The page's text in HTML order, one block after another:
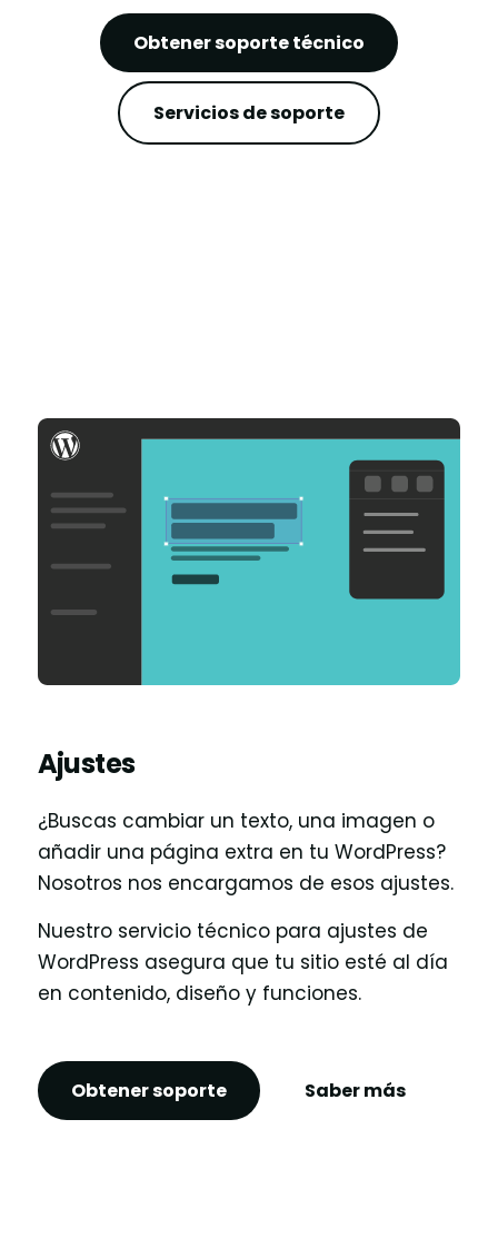
Obtener soporte técnico
Servicios de soporte
Ajustes
¿Buscas cambiar un texto, una imagen o
añadir una página extra en tu WordPress?
Nosotros nos encargamos de esos ajustes.
Nuestro servicio técnico para ajustes de
WordPress asegura que tu sitio esté al día
en contenido, diseño y funciones.
Obtener soporte Saber más